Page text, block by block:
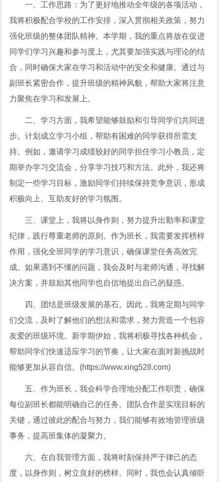
一、工作思路：为了更好地推动全年级的各项活动，
我将积极配合学校的工作安排，深入贯彻相关政策，努力
强化班级的整体团队精神。本学期，我的重点将放在促进
同学们学习兴趣和参与度上，尤其要加强实践与理论的结
合，同时确保大家在学习和活动中的安全和健康。通过与
副班长紧密合作，提升班级的精神风貌，帮助大家将注意
力聚焦在学习和发展上。
二、学习方面，我希望能够鼓励和引导同学们共同进
步。计划成立学习小组，帮助有困难的同学获得所需支
持。例如，邀请学习成绩较好的同学担任学习小教员，定
期举办学习交流会，分享学习技巧和方法。此外，我还将
制定一些学习目标，激励同学们持续保持竞争意识，形成
积极向上、互助友好的学习氛围。
三、课堂上，我将以身作则，努力提升出勤率和课堂
纪律，践行尊重老师的原则。作为班长，我需要发挥榜样
作用，强化全班同学的学习意识，确保课堂任务高效完
成。如果遇到不懂的问题，我会及时与老师沟通，寻找解
决方案，并鼓励其他同学也自信地提出自己的疑惑。
四、团结是班级发展的基石。因此，我将定期与同学
们交流，及时了解他们的想法和需求，努力营造一个包容
友爱的班级环境。新学期伊始，我将积极寻找各种机会，
帮助同学们快速适应学习的节奏，让大家在面对新挑战时
能够更加从容自信。(https://www.xing528.com)
五、作为班长，我会科学合理地分配工作职责，确保
每位副班长都能明确自己的任务。团队合作是实现目标的
关键，通过彼此的配合与努力，我们能够有效地管理班级
事务，提高班集体的凝聚力。
六、在自我管理方面，我将时刻保持严于律己的态
度，以身作则，树立良好的榜样。同时，我也会认真倾听